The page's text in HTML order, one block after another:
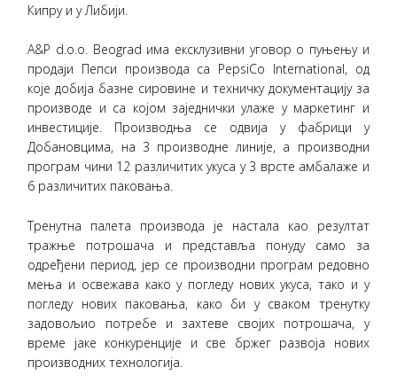
Кипру и у Либији.
A&P d.o.o. Beograd има ексклузивни уговор о пуњењу и
продаји Пепси производа са PepsiCo International, од
које добија базне сировине и техничку документацију за
производе и са којом заједнички улаже у маркетинг и
инвестиције. Производња се одвија у фабрици у
Добановцима, на 3 производне линије, а производни
програм чини 12 различитих укуса у 3 врсте амбалаже и
6 различитих паковања.
Тренутна палета производа је настала као резултат
тражње потрошача и представља понуду само за
одређени период, јер се производни програм редовно
мења и освежава како у погледу нових укуса, тако и у
погледу нових паковања, како би у сваком тренутку
задовољио потребе и захтеве својих потрошача, у
време јаке конкуренције и све бржег развоја нових
производних технологија.